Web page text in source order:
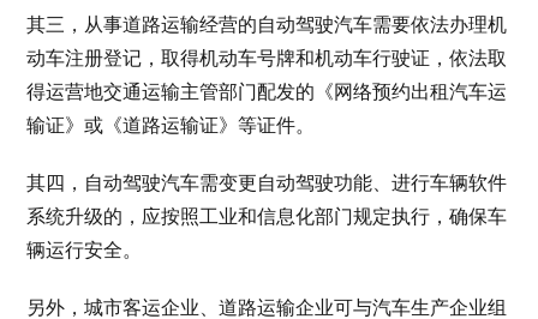
其三，从事道路运输经营的自动驾驶汽车需要依法办理机
动车注册登记，取得机动车号牌和机动车行驶证，依法取
得运营地交通运输主管部门配发的《网络预约出租汽车运
输证》或《道路运输证》等证件。
其四，自动驾驶汽车需变更自动驾驶功能、进行车辆软件
系统升级的，应按照工业和信息化部门规定执行，确保车
辆运行安全。
另外，城市客运企业、道路运输企业可与汽车生产企业组